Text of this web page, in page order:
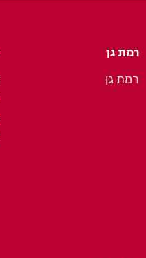
רמת גן
רמת גן